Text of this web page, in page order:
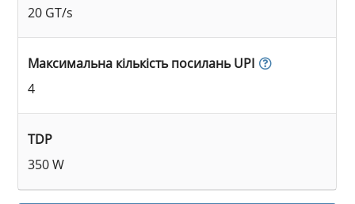
20 GT/s
Максимальна кількість посилань UPI
4
TDP
350 W